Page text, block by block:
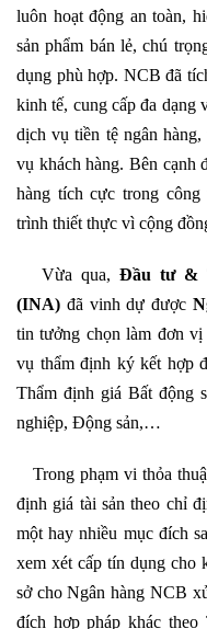
luôn hoạt động an toàn,
sản phẩm bán lẻ, chú
dụng phù hợp. NCB đã
kinh tế, cung cấp đa dạng
dịch vụ tiền tệ ngân
vụ khách hàng. Bên cạnh
hàng tích cực trong
trình thiết thực vì cộng
Vừa qua, Đầu tư &
(INA) đã vinh dự được
tin tưởng chọn làm đơn
vụ thẩm định ký kết hợp
Thẩm định giá Bất động
nghiệp, Động sản,…
Trong phạm vi thỏa
định giá tài sản theo chỉ
một hay nhiều mục đích
xem xét cấp tín dụng cho
sở cho Ngân hàng NCB
đích hợp pháp khác